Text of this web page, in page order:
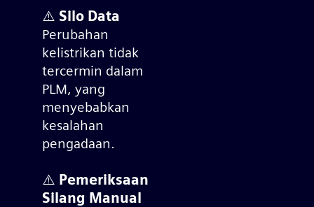
⚠️ Silo Data
Perubahan
kelistrikan tidak
tercermin dalam
PLM, yang
menyebabkan
kesalahan
pengadaan.
⚠️ Pemeriksaan
Silang Manual